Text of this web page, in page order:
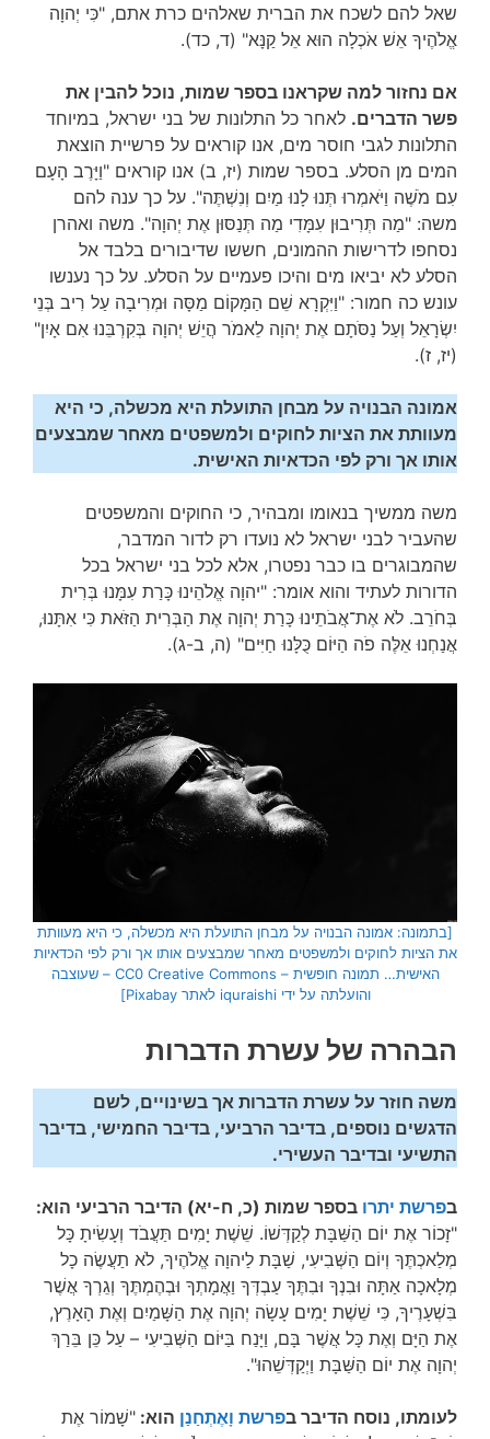
שאל להם לשכח את הברית שאלהים כרת אתם, "כִּי יְהוָה
אֱלֹהֶיךָ אֵשׁ אֹכְלָה הוּא אֵל קַנָּא" (ד, כד).
אם נחזור למה שקראנו בספר שמות, נוכל להבין את
פשר הדברים. לאחר כל התלונות של בני ישראל, במיוחד
התלונות לגבי חוסר מים, אנו קוראים על פרשיית הוצאת
המים מן הסלע. בספר שמות (יז, ב) אנו קוראים "וַיָּרֶב הָעָם
עִם מֹשֶׁה וַיֹּאמְרוּ תְּנוּ לָנוּ מַיִם וְנִשְׁתֶּה". על כך ענה להם
משה: "מַה תְּרִיבוּן עִמָּדִי מַה תְּנַסּוּן אֶת יְהוָה". משה ואהרן
נסחפו לדרישות ההמונים, חששו שדיבורים בלבד אל
הסלע לא יביאו מים והיכו פעמיים על הסלע. על כך נענשו
עונש כה חמור: "וַיִּקְרָא שֵׁם הַמָּקוֹם מַסָּה וּמְרִיבָה עַל רִיב בְּנֵי
יִשְׂרָאֵל וְעַל נַסֹּתָם אֶת יְהוָה לֵאמֹר הֲיֵשׁ יְהוָה בְּקִרְבֵּנוּ אִם אָיִן"
(יז, ז).
אמונה הבנויה על מבחן התועלת היא מכשלה, כי היא
מעוותת את הציות לחוקים ולמשפטים מאחר שמבצעים
אותו אך ורק לפי הכדאיות האישית.
משה ממשיך בנאומו ומבהיר, כי החוקים והמשפטים
שהעביר לבני ישראל לא נועדו רק לדור המדבר,
שהמבוגרים בו כבר נפטרו, אלא לכל בני ישראל בכל
הדורות לעתיד והוא אומר: "יהוָה אֱלֹהֵינוּ כָּרַת עִמָּנוּ בְּרִית
בְּחֹרֵב. לֹא אֶת־אֲבֹתֵינוּ כָּרַת יְהוָה אֶת הַבְּרִית הַזֹּאת כִּי אִתָּנוּ,
אֲנַחְנוּ אֵלֶּה פֹה הַיּוֹם כֻּלָּנוּ חַיִּים" (ה, ב-ג).
[בתמונה: אמונה הבנויה על מבחן התועלת היא מכשלה, כי היא מעוותת
את הציות לחוקים ולמשפטים מאחר שמבצעים אותו אך ורק לפי הכדאיות
האישית… תמונה חופשית – CC0 Creative Commons – שעוצבה
והועלתה על ידי iquraishi לאתר Pixabay]
הבהרה של עשרת הדברות
משה חוזר על עשרת הדברות אך בשינויים, לשם
הדגשים נוספים, בדיבר הרביעי, בדיבר החמישי, בדיבר
התשיעי ובדיבר העשירי.
בפרשת יתרו בספר שמות (כ, ח-יא) הדיבר הרביעי הוא:
"זָכוֹר אֶת יוֹם הַשַּׁבָּת לְקַדְּשׁוֹ. שֵׁשֶׁת יָמִים תַּעֲבֹד וְעָשִׂיתָ כָּל
מְלַאכְתֶּךָ וְיוֹם הַשְּׁבִיעִי, שַׁבָּת לַיהוָה אֱלֹהֶיךָ, לֹא תַעֲשֶׂה כָל
מְלָאכָה אַתָּה וּבִנְךָ וּבִתֶּךָ עַבְדְּךָ וַאֲמָתְךָ וּבְהֶמְתֶּךָ וְגֵרְךָ אֲשֶׁר
בִּשְׁעָרֶיךָ, כִּי שֵׁשֶׁת יָמִים עָשָׂה יְהוָה אֶת הַשָּׁמַיִם וְאֶת הָאָרֶץ,
אֶת הַיָּם וְאֶת כָּל אֲשֶׁר בָּם, וַיָּנַח בַּיּוֹם הַשְּׁבִיעִי – עַל כֵּן בֵּרַךְ
יְהוָה אֶת יוֹם הַשַּׁבָּת וַיְקַדְּשֵׁהוּ".
לעומתו, נוסח הדיבר בפרשת וָאֶתְחַנַן הוא: "שָׁמוֹר אֶת